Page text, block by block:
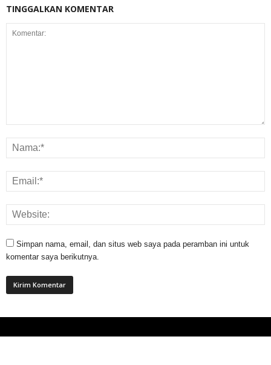
TINGGALKAN KOMENTAR
Simpan nama, email, dan situs web saya pada peramban ini untuk
komentar saya berikutnya.